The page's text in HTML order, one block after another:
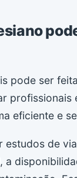
pode ser
profissionais
eficiente e
de